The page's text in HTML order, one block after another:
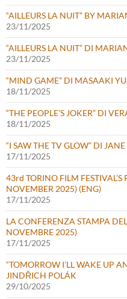
“AILLEURS LA NUIT” BY
23/11/2025
“AILLEURS LA NUIT” DI
23/11/2025
“MIND GAME” DI MASAAKI
18/11/2025
“THE PEOPLE’S JOKER” DI
18/11/2025
“I SAW THE TV GLOW” DI
17/11/2025
43rd TORINO FILM FESTIVAL’S
NOVEMBER 2025) (ENG)
17/11/2025
LA CONFERENZA STAMPA
NOVEMBRE 2025)
17/11/2025
“TOMORROW I’LL WAKE UP
JINDŘICH POLÁK
29/10/2025